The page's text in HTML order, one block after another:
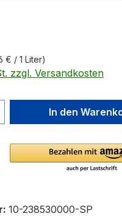
€ / 1 Liter)
zzgl. Versandkosten
Gib den
In den
10-238530000-SP